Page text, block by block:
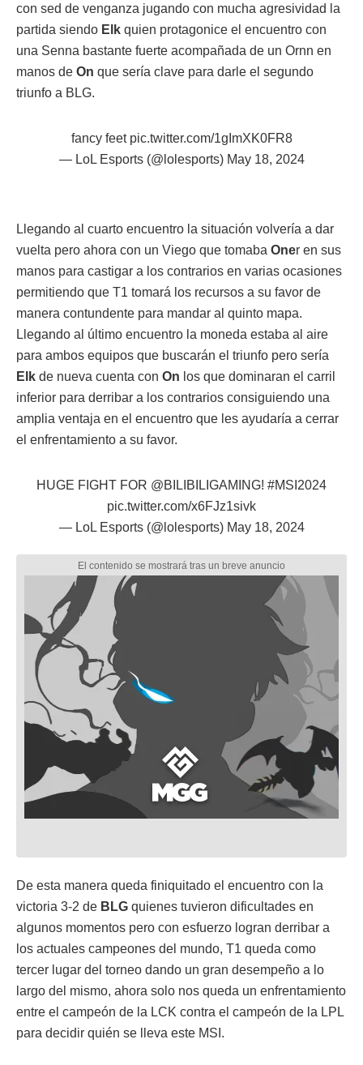
con sed de venganza jugando con mucha agresividad la
partida siendo Elk quien protagonice el encuentro con
una Senna bastante fuerte acompañada de un Ornn en
manos de On que sería clave para darle el segundo
triunfo a BLG.
fancy feet pic.twitter.com/1gImXK0FR8
— LoL Esports (@lolesports) May 18, 2024
Llegando al cuarto encuentro la situación volvería a dar
vuelta pero ahora con un Viego que tomaba Oner en sus
manos para castigar a los contrarios en varias ocasiones
permitiendo que T1 tomará los recursos a su favor de
manera contundente para mandar al quinto mapa.
Llegando al último encuentro la moneda estaba al aire
para ambos equipos que buscarán el triunfo pero sería
Elk de nueva cuenta con On los que dominaran el carril
inferior para derribar a los contrarios consiguiendo una
amplia ventaja en el encuentro que les ayudaría a cerrar
el enfrentamiento a su favor.
HUGE FIGHT FOR @BILIBILIGAMING! #MSI2024
pic.twitter.com/x6FJz1sivk
— LoL Esports (@lolesports) May 18, 2024
De esta manera queda finiquitado el encuentro con la
victoria 3-2 de BLG quienes tuvieron dificultades en
algunos momentos pero con esfuerzo logran derribar a
los actuales campeones del mundo, T1 queda como
tercer lugar del torneo dando un gran desempeño a lo
largo del mismo, ahora solo nos queda un enfrentamiento
entre el campeón de la LCK contra el campeón de la LPL
para decidir quién se lleva este MSI.